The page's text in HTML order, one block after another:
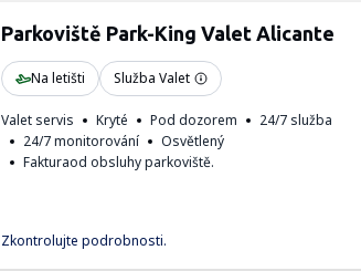
Parkoviště Park-King Valet Alicante
Na letišti Služba Valet
Valet servis Kryté Pod dozorem
24/7 služba
24/7 monitorování
Osvětlený
Fakturaod obsluhy parkoviště.
Zkontrolujte podrobnosti.